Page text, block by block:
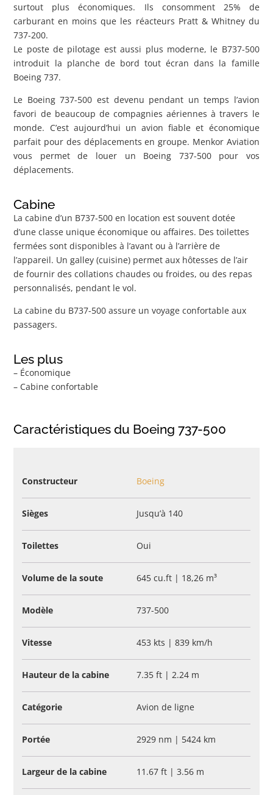
surtout plus économiques. Ils consomment 25% de
carburant en moins que les réacteurs Pratt & Whitney du
737-200.
Le poste de pilotage est aussi plus moderne, le B737-500
introduit la planche de bord tout écran dans la famille
Boeing 737.
Le Boeing 737-500 est devenu pendant un temps l’avion
favori de beaucoup de compagnies aériennes à travers le
monde. C’est aujourd’hui un avion fiable et économique
parfait pour des déplacements en groupe. Menkor Aviation
vous permet de louer un Boeing 737-500 pour vos
déplacements.
Cabine
La cabine d’un B737-500 en location est souvent dotée
d’une classe unique économique ou affaires. Des toilettes
fermées sont disponibles à l’avant ou à l’arrière de
l’appareil. Un galley (cuisine) permet aux hôtesses de l’air
de fournir des collations chaudes ou froides, ou des repas
personnalisés, pendant le vol.
La cabine du B737-500 assure un voyage confortable aux
passagers.
Les plus
– Économique
– Cabine confortable
Caractéristiques du Boeing 737-500
Constructeur Boeing
Sièges Jusqu’à 140
Toilettes Oui
Volume de la soute 645 cu.ft | 18,26 m³
Modèle 737-500
Vitesse 453 kts | 839 km/h
Hauteur de la cabine 7.35 ft | 2.24 m
Catégorie Avion de ligne
Portée 2929 nm | 5424 km
Largeur de la cabine 11.67 ft | 3.56 m